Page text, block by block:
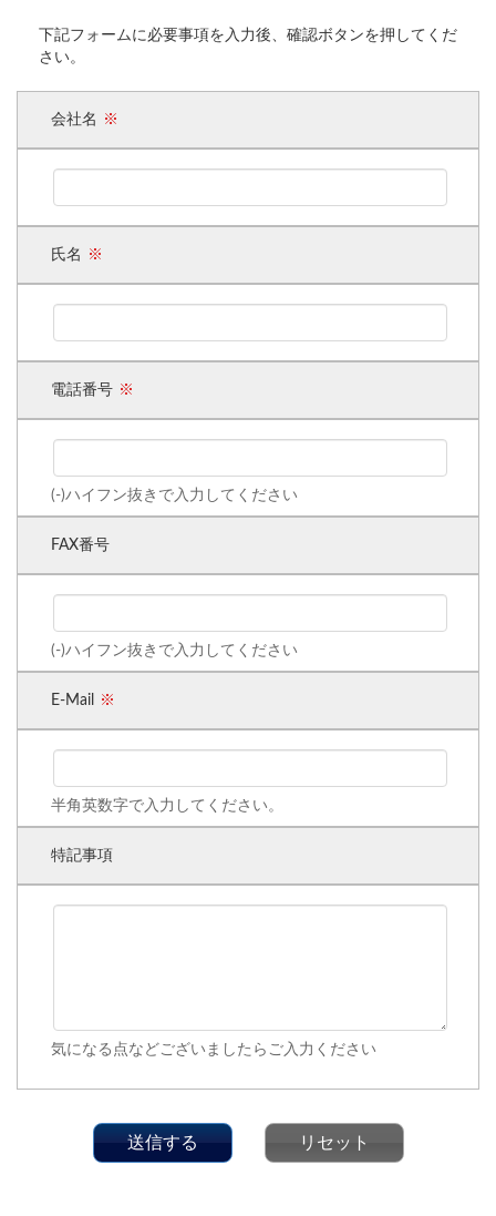
下記フォームに必要事項を入力後、確認ボタンを押してくだ
さい。
会社名
氏名
電話番号
(-)ハイフン抜きで入力してください
FAX番号
(-)ハイフン抜きで入力してください
E-Mail
半角英数字で入力してください。
特記事項
気になる点などございましたらご入力ください
送信する リセット